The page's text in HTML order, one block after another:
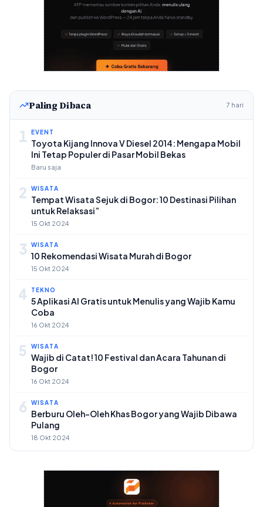
Paling Dibaca 7 hari
1 EVENT
Toyota Kijang Innova V Diesel 2014: Mengapa Mobil
Ini Tetap Populer di Pasar Mobil Bekas
Baru saja
2 WISATA
Tempat Wisata Sejuk di Bogor: 10 Destinasi Pilihan
untuk Relaksasi”
15 Okt 2024
3 WISATA
10 Rekomendasi Wisata Murah di Bogor
15 Okt 2024
4 TEKNO
5 Aplikasi AI Gratis untuk Menulis yang Wajib Kamu
Coba
16 Okt 2024
5 WISATA
Wajib di Catat! 10 Festival dan Acara Tahunan di
Bogor
16 Okt 2024
6 WISATA
Berburu Oleh-Oleh Khas Bogor yang Wajib Dibawa
Pulang
18 Okt 2024